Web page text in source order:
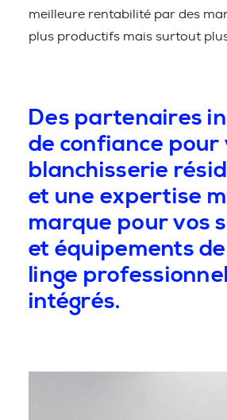
meilleure rentabilité par des
plus productifs mais surtout
Des partenaires
de confiance pour
blanchisserie
et une expertise
marque pour vos
et équipements
linge
intégrés.